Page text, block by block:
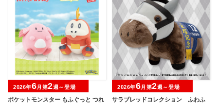
ポケットモンスター もふぐっと つれ
2026年6月第2週～登場
サラブレッドコレクション ふわふ
2026年6月第2週～登場